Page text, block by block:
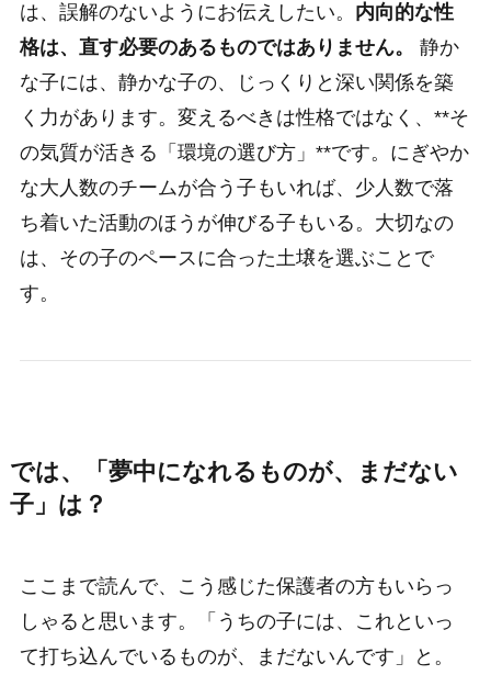
は、誤解のないようにお伝えしたい。 内向的な性
格は、直す必要のあるものではありません。
静か
な子には、静かな子の、じっくりと深い関係を築
く力があります。変えるべきは性格ではなく、**そ
の気質が活きる「環境の選び方」**です。にぎやか
な大人数のチームが合う子もいれば、少人数で落
ち着いた活動のほうが伸びる子もいる。大切なの
は、その子のペースに合った土壌を選ぶことで
す。
では、「夢中になれるものが、まだない
子」は？
ここまで読んで、こう感じた保護者の方もいらっ
しゃると思います。「うちの子には、これといっ
て打ち込んでいるものが、まだないんです」と。